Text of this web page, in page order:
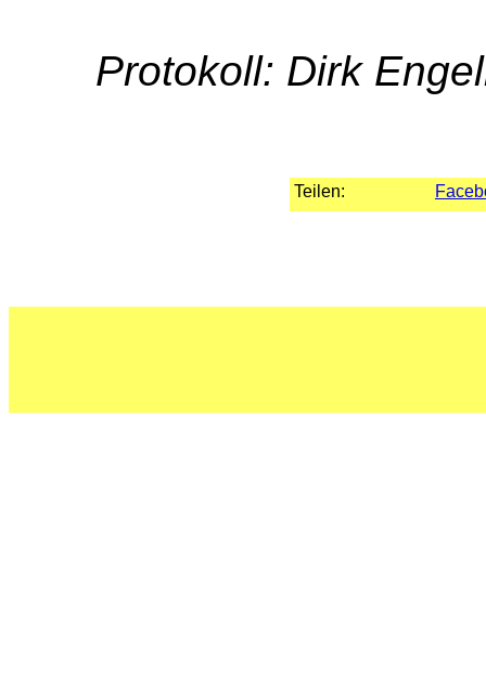
Protokoll: Dirk
Teilen: